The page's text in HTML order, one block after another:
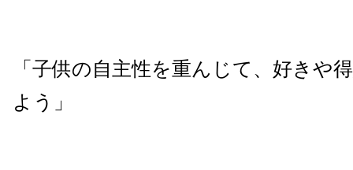
「子供の自主性を重んじて、好きや
よう」